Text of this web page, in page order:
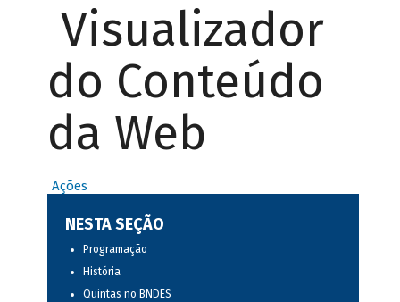
Visualizador
do Conteúdo
da Web
Ações
NESTA SEÇÃO
Programação
História
Quintas no BNDES